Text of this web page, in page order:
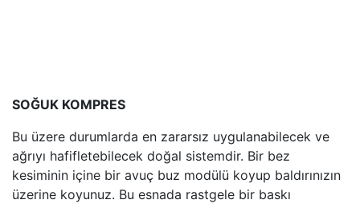
SOĞUK KOMPRES
Bu üzere durumlarda en zararsız uygulanabilecek ve
ağrıyı hafifletebilecek doğal sistemdir. Bir bez
kesiminin içine bir avuç buz modülü koyup baldırınızın
üzerine koyunuz. Bu esnada rastgele bir baskı